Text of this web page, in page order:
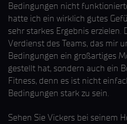
Bedingungen nicht
hatte ich ein wirklich gutes
sehr starkes Ergebnis erzielen.
Verdienst des Teams, das mir
Bedingungen ein großartiges
gestellt hat, sondern auch ein
Fitness, denn es ist nicht
Bedingungen stark zu sein.
Sehen Sie Vickers bei seinem